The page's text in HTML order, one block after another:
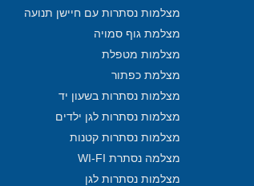
מצלמות נסתרות עם חיישן תנועה
מצלמת גוף סמויה
מצלמות מטפלת
מצלמת כפתור
מצלמות נסתרות בשעון יד
מצלמות נסתרות לגן ילדים
מצלמות נסתרות קטנות
מצלמה נסתרת WI-FI
מצלמות נסתרות לגן